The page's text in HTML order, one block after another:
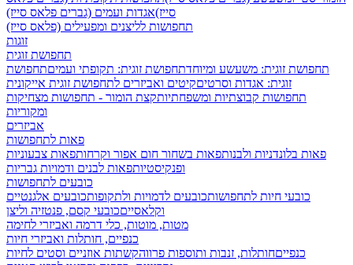
סייז)אגדות ועמים (גברים פלאס סייז)
תחפושות לליצנים ומפעילים (פלאס סייז)
זוגות
תחפושת זוגית
תחפושת זוגית: משעשע ומיוחדתחפושת זוגית: תקופתי ועמיםתחפושת
זוגית: אגדות וסרטיםקיטים ואביזרים לתחפושת זוגית אייקונית
תחפושות קבוצתיות ומשפחתיותקצת הומור - תחפושות מצחיקות
ומקוריות
אביזרים
פאות לתחפושות
פאות בלונדניות ולבנותפאות בשחור חום אפור וקרחותפאות צבעוניות
ופנקיסטיותפאות לבנים ודמויות גבריות
כובעים לתחפושות
כובעי חיות לתחפושותכובעים לדמויות ולתקופותכובעים אלגנטיים
וקלאסייםכובעי קסם, פנטזיה וליצן
מטות, מוטות, כלי דרמה ואביזרי לחימה
כנפיים, חותלות ואביזרי חיות
כנפייםחותלות, זנבות ותוספות פרווהקשתות אוזניים וסטים לחיות